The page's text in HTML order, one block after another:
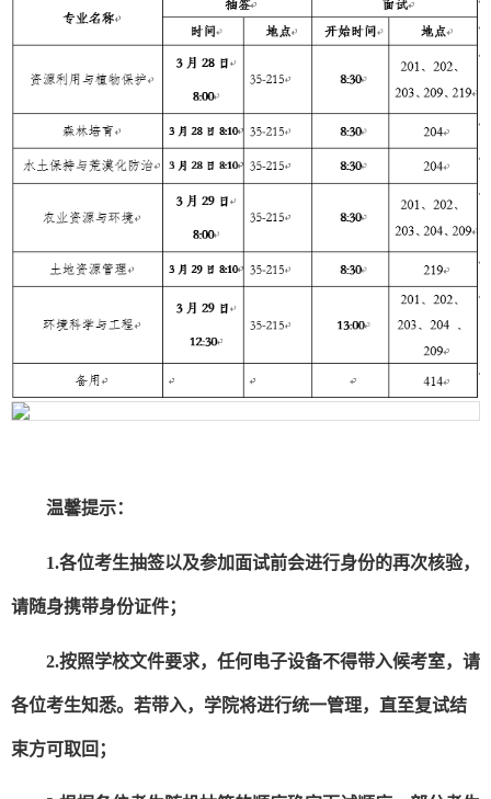
温馨提示：
1.各位考生抽签以及参加面试前会进行身份的再次核验，
请随身携带身份证件；
2.按照学校文件要求，任何电子设备不得带入候考室，请
各位考生知悉。若带入，学院将进行统一管理，直至复试结
束方可取回；